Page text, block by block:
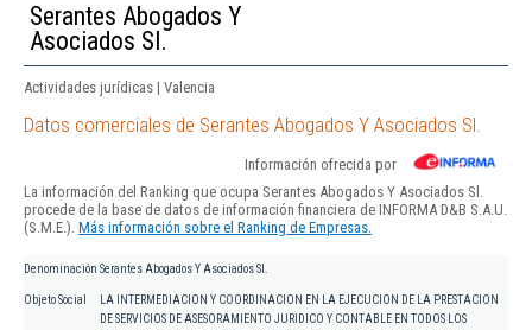
Serantes Abogados Y
Asociados Sl.
Actividades jurídicas | Valencia
Datos comerciales de Serantes Abogados Y Asociados Sl.
Información ofrecida por
La información del Ranking que ocupa Serantes Abogados Y Asociados Sl.
procede de la base de datos de información financiera de INFORMA D&B S.A.U.
(S.M.E.). Más información sobre el Ranking de Empresas.
Denominación Serantes Abogados Y Asociados Sl.
Objeto Social
LA INTERMEDIACION Y COORDINACION EN LA EJECUCION DE LA PRESTACION
DE SERVICIOS DE ASESORAMIENTO JURIDICO Y CONTABLE EN TODOS LOS